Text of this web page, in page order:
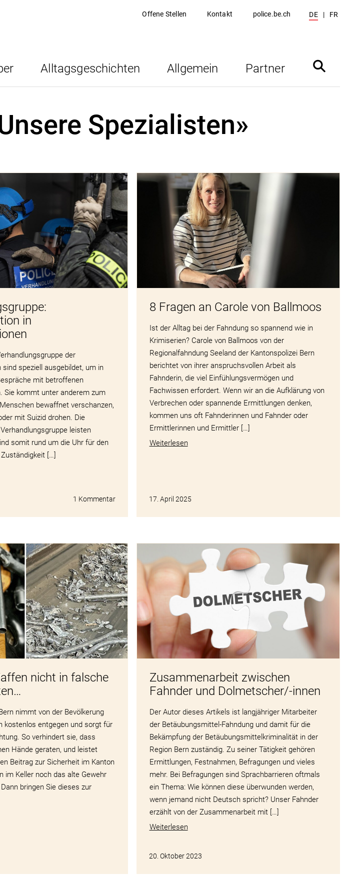
Offene Stellen Kontakt police.be.ch DE FR
Alltagsgeschichten Allgemein Partner
Spezialisten»
in
der
sind speziell ausgebildet, um in
mit betroffenen
Sie kommt unter anderem zum
bewaffnet verschanzen,
mit Suizid drohen. Die
leisten
somit rund um die Uhr für den
[…]
1 Kommentar
8 Fragen an Carole von Ballmoos
Ist der Alltag bei der Fahndung so spannend wie in
Krimiserien? Carole von Ballmoos von der
Regionalfahndung Seeland der Kantonspolizei Bern
berichtet von ihrer anspruchsvollen Arbeit als
Fahnderin, die viel Einfühlungsvermögen und
Fachwissen erfordert. Wenn wir an die Aufklärung von
Verbrechen oder spannende Ermittlungen denken,
kommen uns oft Fahnderinnen und Fahnder oder
Ermittlerinnen und Ermittler […]
Weiterlesen
17. April 2025
nicht in falsche
nimmt von der Bevölkerung
kostenlos entgegen und sorgt für
So verhindert sie, dass
Hände geraten, und leistet
Beitrag zur Sicherheit im Kanton
im Keller noch das alte Gewehr
bringen Sie dieses zur
Zusammenarbeit zwischen
Fahnder und Dolmetscher/-innen
Der Autor dieses Artikels ist langjähriger Mitarbeiter
der Betäubungsmittel-Fahndung und damit für die
Bekämpfung der Betäubungsmittelkriminalität in der
Region Bern zuständig. Zu seiner Tätigkeit gehören
Ermittlungen, Festnahmen, Befragungen und vieles
mehr. Bei Befragungen sind Sprachbarrieren oftmals
ein Thema: Wie können diese überwunden werden,
wenn jemand nicht Deutsch spricht? Unser Fahnder
erzählt von der Zusammenarbeit mit […]
Weiterlesen
20. Oktober 2023